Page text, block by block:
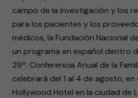
campo de la investigación y los
para los pacientes y los
médicos, la Fundación Nacional
un programa en español dentro
29ª. Conferencia Anual de la
celebrará del 1 al 4 de agosto, en
Hollywood Hotel en la ciudad de